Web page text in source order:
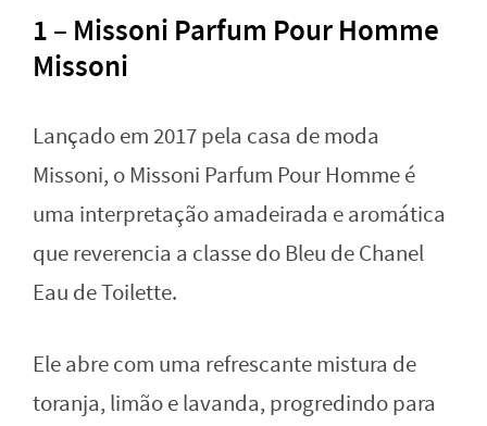
1 – Missoni Parfum Pour Homme
Missoni
Lançado em 2017 pela casa de moda
Missoni, o Missoni Parfum Pour Homme é
uma interpretação amadeirada e aromática
que reverencia a classe do Bleu de Chanel
Eau de Toilette.
Ele abre com uma refrescante mistura de
toranja, limão e lavanda, progredindo para